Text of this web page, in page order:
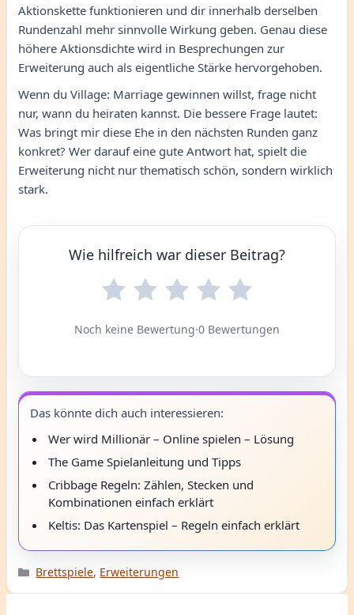
Aktionskette funktionieren und dir innerhalb derselben
Rundenzahl mehr sinnvolle Wirkung geben. Genau diese
höhere Aktionsdichte wird in Besprechungen zur
Erweiterung auch als eigentliche Stärke hervorgehoben.
Wenn du Village: Marriage gewinnen willst, frage nicht
nur, wann du heiraten kannst. Die bessere Frage lautet:
Was bringt mir diese Ehe in den nächsten Runden ganz
konkret? Wer darauf eine gute Antwort hat, spielt die
Erweiterung nicht nur thematisch schön, sondern wirklich
stark.
Wie hilfreich war dieser Beitrag?
Noch keine Bewertung·0 Bewertungen
Das könnte dich auch interessieren:
Wer wird Millionär – Online spielen – Lösung
The Game Spielanleitung und Tipps
Cribbage Regeln: Zählen, Stecken und
Kombinationen einfach erklärt
Keltis: Das Kartenspiel – Regeln einfach erklärt
Kategorien
Brettspiele, Erweiterungen